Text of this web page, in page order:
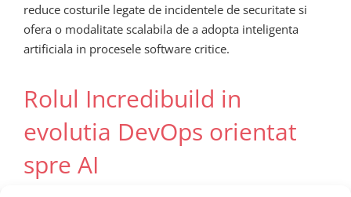
reduce costurile legate de incidentele de securitate si
ofera o modalitate scalabila de a adopta inteligenta
artificiala in procesele software critice.
Rolul Incredibuild in
evolutia DevOps orientat
spre AI